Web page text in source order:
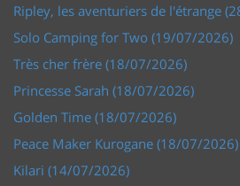
Ripley, les aventuriers de l'étrange
Solo Camping for Two (19/07/2026)
Très cher frère (18/07/2026)
Princesse Sarah (18/07/2026)
Golden Time (18/07/2026)
Peace Maker Kurogane (18/07/2026)
Kilari (14/07/2026)